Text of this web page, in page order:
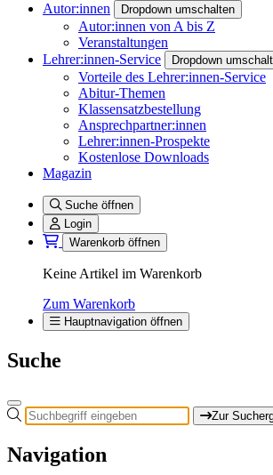
Autor:innen
Dropdown umschalten
Autor:innen von A bis Z
Veranstaltungen
Lehrer:innen-Service
Dropdown
Vorteile des Lehrer:innen-Service
Abitur-Themen
Klassensatzbestellung
Ansprechpartner:innen
Lehrer:innen-Prospekte
Kostenlose Downloads
Magazin
Suche öffnen
Login
Warenkorb öffnen
Keine Artikel im Warenkorb
Zum Warenkorb
Hauptnavigation öffnen
Suche
Zur
Navigation